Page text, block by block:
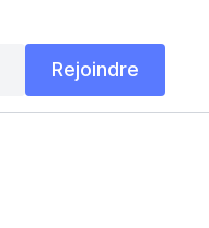
Rejoindre